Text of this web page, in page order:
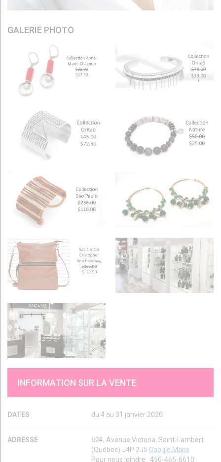
GALERIE PHOTO
INFORMATION SUR LA VENTE
DATES du 4 au 31 janvier 2020
ADRESSE
524, Avenue Victoria, Saint-Lambert
(Québec) J4P 2J5 Google Maps
Pour nous joindre : 450-465-6610